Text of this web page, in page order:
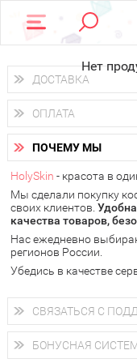
Нет
ДОСТАВКА
Доставка
Вы можете выбрать
получить заказ в
самовывоза.
В 20 городах России
следующий день.
у Вас всегда есть
доставку от
подробнее об
ОПЛАТА
Вы можете оплатить
наличными деньгами
через интернет-
электронными
ПОЧЕМУ МЫ
HolySkin - красота в
Мы сделали покупку
своих клиентов.
качества товаров,
Нас ежедневно
регионов России.
Убедись в качестве
СВЯЗАТЬСЯ С
+7 (800) 707-24-55
Мы будем рады
магазина,
БОНУСНАЯ